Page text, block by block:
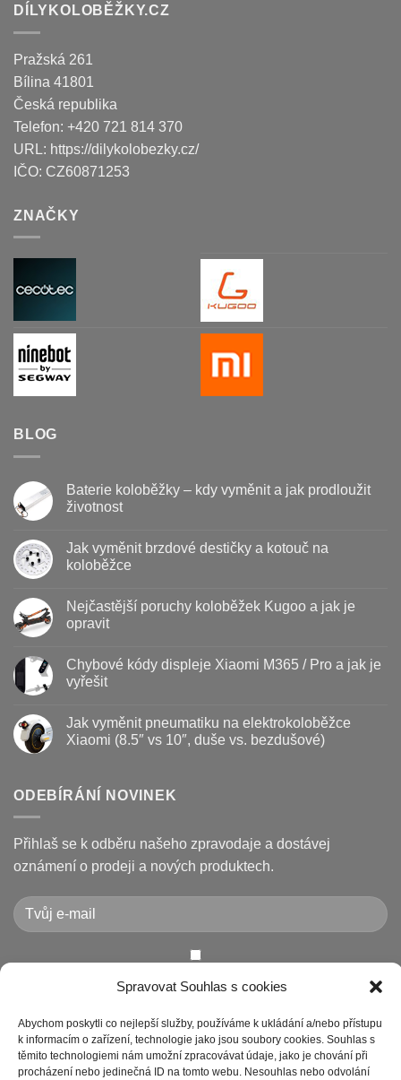
Spravovat Souhlas s cookies
Abychom poskytli co nejlepší služby, používáme k ukládání a/nebo přístupu
k informacím o zařízení, technologie jako jsou soubory cookies. Souhlas s
těmito technologiemi nám umožní zpracovávat údaje, jako je chování při
procházení nebo jedinečná ID na tomto webu. Nesouhlas nebo odvolání
DÍLYKOLOBĚŽKY.CZ
Pražská 261
Bílina 41801
Česká republika
Telefon: +420 721 814 370
URL: https://dilykolobezky.cz/
IČO: CZ60871253
ZNAČKY
BLOG
Baterie koloběžky – kdy vyměnit a jak prodloužit
životnost
textu
s
koloběžky
kdy
jak
prodloužit
životnost
Jak vyměnit brzdové destičky a kotouč na
koloběžce
u
textu
s
vyměnit
brzdové
destičky
na
koloběžce
Nejčastější poruchy koloběžek Kugoo a jak je
opravit
u
textu
s
poruchy
koloběžek
Kugoo
opravit
Chybové kódy displeje Xiaomi M365 / Pro a jak je
vyřešit
textu
s
displeje
Xiaomi
Pro
a
jak
je
Jak vyměnit pneumatiku na elektrokoloběžce
Xiaomi (8.5″ vs 10″, duše vs. bezdušové)
textu
s
vyměnit
pneumatiku
na
elektrokoloběžce
(8.5″
vs
10″,
duše
ODEBÍRÁNÍ NOVINEK
Přihlaš se k odběru našeho zpravodaje a dostávej
oznámení o prodeji a nových produktech.
Chcete-li odeslat tento formulář, musíte přijmout naše